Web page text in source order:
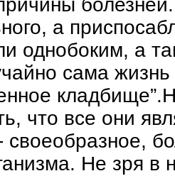
а
однобоким, а
сама
что все они
своеобразное,
Не зря в